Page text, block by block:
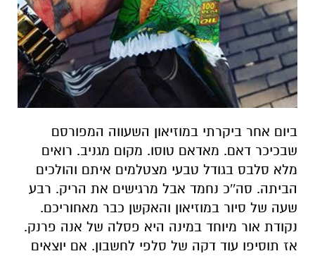
ביום אחר ביקרתי במוזיאון השעווה המפורסם
שבכיכר דאם. מאדאם טוסו. מקום מגניב. רואים
מלא סלבס בגודל טבעי מצטלמים איתם והולכים
הביתה. סה''כ נחמד אבל מרגישים את הריק. רבע
שעה של סיור במוזיאון והאקשן כבר מאחוריכם.
נקודת אור מיוחד במינה היא פסלה של אנה פרנק.
אז תוסיפו עוד דקה של סלפי לחשבון. אם יוצאים